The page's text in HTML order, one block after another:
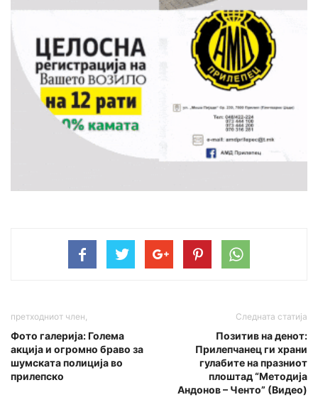
претходниот член,
Фото галерија: Голема
акција и огромно браво за
шумската полиција во
прилепско
Следната статија
Позитив на денот:
Прилепчанец ги храни
гулабите на празниот
плоштад “Meтодија
Андонов – Ченто” (Видео)